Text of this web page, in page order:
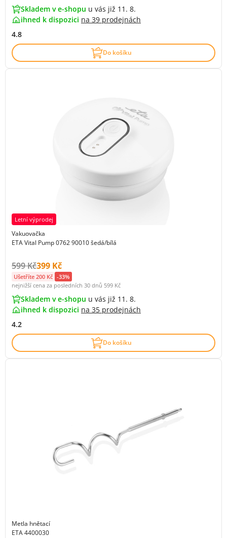
Skladem v e-shopu u vás již 11. 8.
ihned k dispozici na 39 prodejnách
4.8
Do košíku
Letní výprodej
Vakuovačka
ETA Vital Pump 0762 90010 šedá/bílá
Původní cena s DPH:
599 KčCena s DPH:
399 Kč
Ušetříte 200 Kč -33%
nejnižší cena za posledních 30 dnů 599 Kč
Skladem v e-shopu u vás již 11. 8.
ihned k dispozici na 35 prodejnách
4.2
Do košíku
Metla hnětací
ETA 4400030